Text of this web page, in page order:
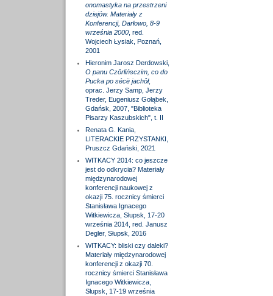
onomastyka na przestrzeni
dziejów. Materiały z
Konferencji, Darłowo, 8-9
września 2000, red.
Wojciech Łysiak, Poznań,
2001
Hieronim Jarosz Derdowski,
O panu Czôrlińsczim, co do
Pucka po sécë jachôł,
oprac. Jerzy Samp, Jerzy
Treder, Eugeniusz Gołąbek,
Gdańsk, 2007, "Biblioteka
Pisarzy Kaszubskich", t. II
Renata G. Kania,
LITERACKIE PRZYSTANKI,
Pruszcz Gdański, 2021
WITKACY 2014: co jeszcze
jest do odkrycia? Materiały
międzynarodowej
konferencji naukowej z
okazji 75. rocznicy śmierci
Stanisława Ignacego
Witkiewicza, Słupsk, 17-20
września 2014, red. Janusz
Degler, Słupsk, 2016
WITKACY: bliski czy daleki?
Materiały międzynarodowej
konferencji z okazji 70.
rocznicy śmierci Stanisława
Ignacego Witkiewicza,
Słupsk, 17-19 września